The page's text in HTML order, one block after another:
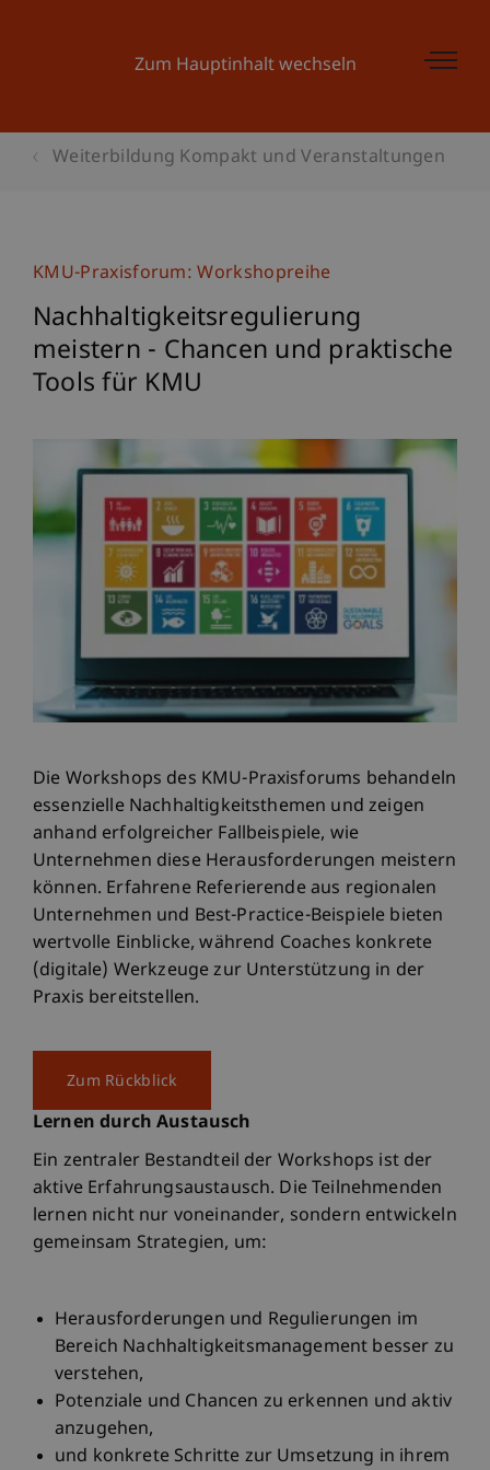
Zum Hauptinhalt wechseln
Weiterbildung Kompakt und Veranstaltungen
KMU-Praxisforum: Workshopreihe
Nachhaltigkeitsregulierung
meistern - Chancen und praktische
Tools für KMU
Die Workshops des KMU-Praxisforums behandeln
essenzielle Nachhaltigkeitsthemen und zeigen
anhand erfolgreicher Fallbeispiele, wie
Unternehmen diese Herausforderungen meistern
können. Erfahrene Referierende aus regionalen
Unternehmen und Best-Practice-Beispiele bieten
wertvolle Einblicke, während Coaches konkrete
(digitale) Werkzeuge zur Unterstützung in der
Praxis bereitstellen.
Zum Rückblick
Lernen durch Austausch
Ein zentraler Bestandteil der Workshops ist der
aktive Erfahrungsaustausch. Die Teilnehmenden
lernen nicht nur voneinander, sondern entwickeln
gemeinsam Strategien, um:
Herausforderungen und Regulierungen im
Bereich Nachhaltigkeitsmanagement besser zu
verstehen,
Potenziale und Chancen zu erkennen und aktiv
anzugehen,
und konkrete Schritte zur Umsetzung in ihrem